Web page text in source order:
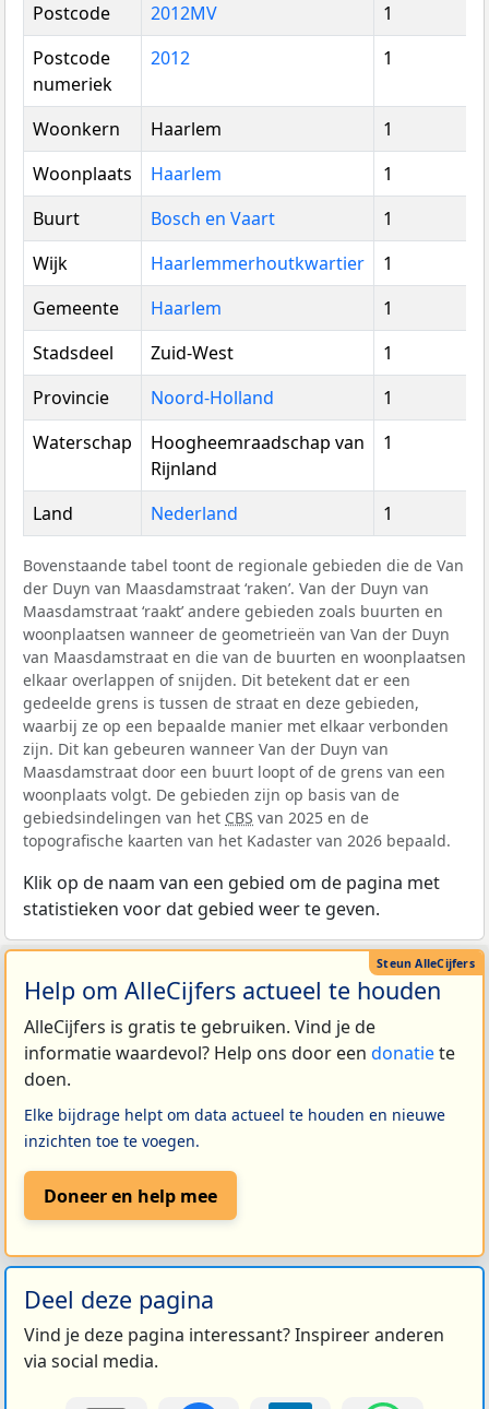
Postcode
2012MV
1
Postcode
numeriek
2012 1
Woonkern Haarlem
1
Woonplaats
Haarlem
1
Buurt
Bosch en Vaart
1
Wijk
Haarlemmerhoutkwartier
1
Gemeente
Haarlem
1
Stadsdeel
Zuid-West
1
Provincie
Noord-Holland
1
Waterschap
Hoogheemraadschap van
Rijnland
1
Land Nederland 1
Bovenstaande tabel toont de regionale gebieden die de Van
der Duyn van Maasdamstraat ‘raken’. Van der Duyn van
Maasdamstraat ‘raakt’ andere gebieden zoals buurten en
woonplaatsen wanneer de geometrieën van Van der Duyn
van Maasdamstraat en die van de buurten en woonplaatsen
elkaar overlappen of snijden. Dit betekent dat er een
gedeelde grens is tussen de straat en deze gebieden,
waarbij ze op een bepaalde manier met elkaar verbonden
zijn. Dit kan gebeuren wanneer Van der Duyn van
Maasdamstraat door een buurt loopt of de grens van een
woonplaats volgt. De gebieden zijn op basis van de
gebiedsindelingen van het CBS van 2025 en de
topografische kaarten van het Kadaster van 2026 bepaald.
Klik op de naam van een gebied om de pagina met
statistieken voor dat gebied weer te geven.
Help om AlleCijfers actueel te houden
AlleCijfers is gratis te gebruiken. Vind je de
informatie waardevol? Help ons door een donatiete
doen.
Elke bijdrage helpt om data actueel te houden en nieuwe
inzichten toe te voegen.
Doneer en help mee
Deel deze pagina
Vind je deze pagina interessant? Inspireer anderen
via social media.